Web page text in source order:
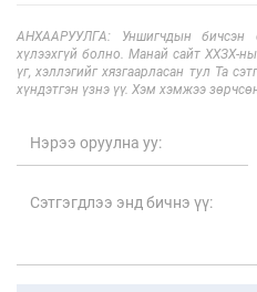
АНХААРУУЛГА: Уншигчдын бичсэн
хүлээхгүй болно. Манай сайт ХХЗХ-
үг, хэллэгийг хязгаарласан тул Та
хүндэтгэн үзнэ үү. Хэм хэмжээ